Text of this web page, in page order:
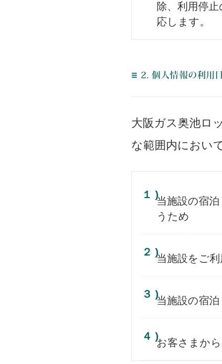
除、利用停
応します。
大阪ガス奥池ロ
な範囲内におい
１ )
当施設の宿
うため
２ )
当施設をご
３ )
当施設の宿
４ )
お客さまか